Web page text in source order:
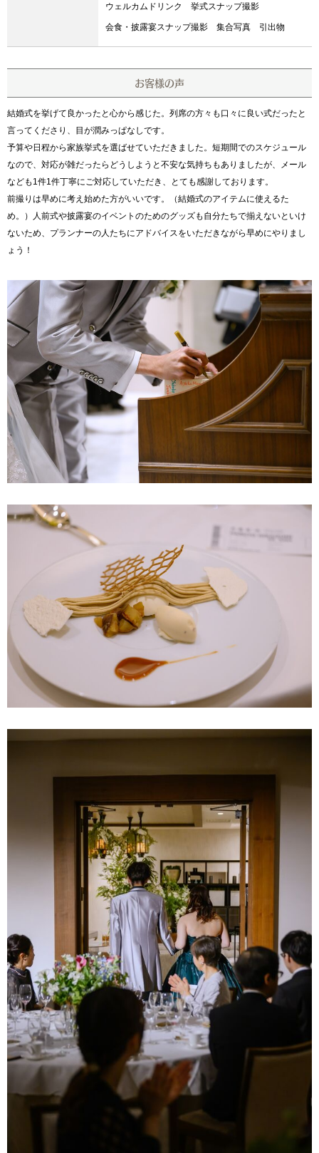
ウェルカムドリンク 挙式スナップ撮影
会食・披露宴スナップ撮影 集合写真 引出物
お客様の声
結婚式を挙げて良かったと心から感じた。列席の方々も口々に良い式だったと
言ってくださり、目が潤みっぱなしです。
予算や日程から家族挙式を選ばせていただきました。短期間でのスケジュール
なので、対応が雑だったらどうしようと不安な気持ちもありましたが、メール
なども1件1件丁寧にご対応していただき、とても感謝しております。
前撮りは早めに考え始めた方がいいです。（結婚式のアイテムに使えるた
め。）人前式や披露宴のイベントのためのグッズも自分たちで揃えないといけ
ないため、プランナーの人たちにアドバイスをいただきながら早めにやりまし
ょう！